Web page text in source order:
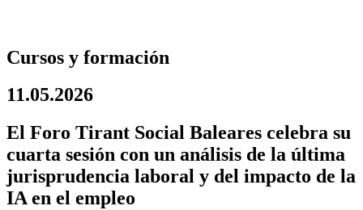
Cursos y formación
11.05.2026
El Foro Tirant Social Baleares celebra su
cuarta sesión con un análisis de la última
jurisprudencia laboral y del impacto de la
IA en el empleo